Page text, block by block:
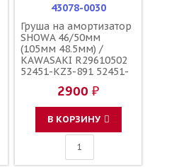
43078-0030
Груша на амортизатор
SHOWA 46/50мм
(105мм 48.5мм) /
KAWASAKI R29610502
52451-KZ3-891 52451-
62273-36F00 52451-
MKE-AF1
2900 ₽
В КОРЗИНУ